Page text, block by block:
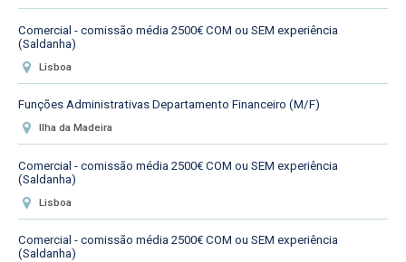
Comercial - comissão média 2500€ COM ou SEM experiência
(Saldanha)
Lisboa
Funções Administrativas Departamento Financeiro (M/F)
Ilha da Madeira
Comercial - comissão média 2500€ COM ou SEM experiência
(Saldanha)
Lisboa
Comercial - comissão média 2500€ COM ou SEM experiência
(Saldanha)